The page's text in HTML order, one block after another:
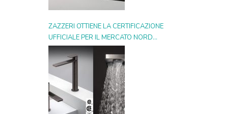
ZAZZERI OTTIENE LA CERTIFICAZIONE
UFFICIALE PER IL MERCATO NORD
AMERICANO